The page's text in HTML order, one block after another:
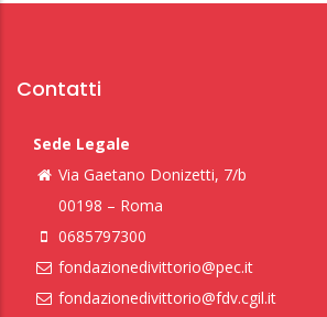
Contatti
Sede Legale
Via Gaetano Donizetti, 7/b
00198 – Roma
0685797300
fondazionedivittorio@pec.it
fondazionedivittorio@fdv.cgil.it